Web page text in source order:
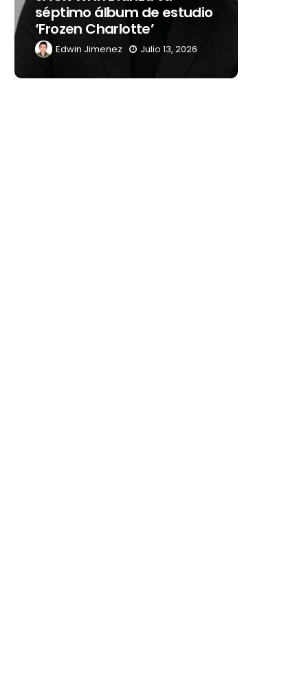
embajadora para
Latinoamérica
Edwin Jimenez Julio 13, 2026